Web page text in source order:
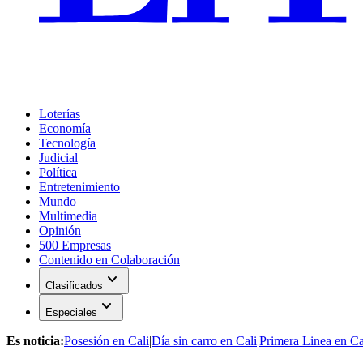
Loterías
Economía
Tecnología
Judicial
Política
Entretenimiento
Mundo
Multimedia
Opinión
500 Empresas
Contenido en Colaboración
Clasificados expand_more
Especiales expand_more
Es noticia:Posesión en Cali|Día sin carro en Cali|Primera Linea en